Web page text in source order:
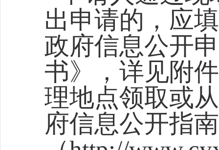
出申请的，应
政府信息公开
书》，详见附
理地点领取或
府信息公开指